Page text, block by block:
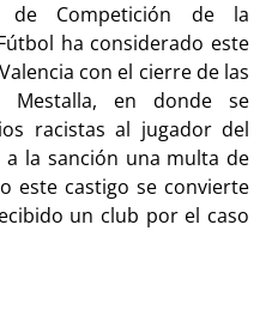
de Competición de la
ha considerado este
con el cierre de las
Mestalla, en donde se
racistas al jugador del
a la sanción una multa de
este castigo se convierte
un club por el caso